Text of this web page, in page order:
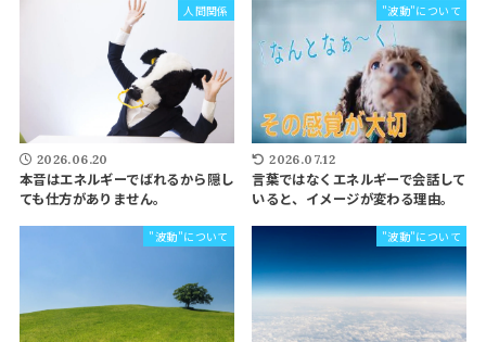
人間関係
2026.06.20
本音はエネルギーでばれるから隠し
ても仕方がありません。
"波動"について
2026.07.12
言葉ではなくエネルギーで会話して
いると、イメージが変わる理由。
"波動"について "波動"について